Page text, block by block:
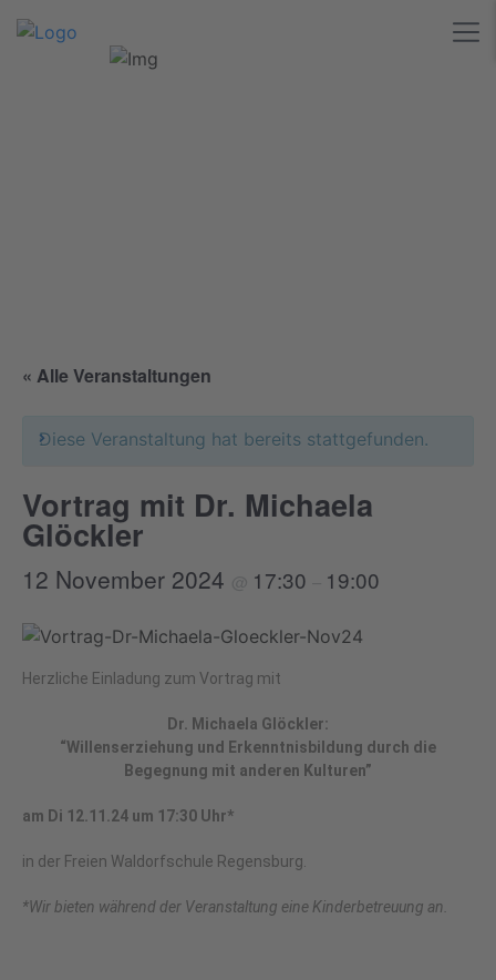
« Alle Veranstaltungen
Diese Veranstaltung hat bereits stattgefunden.
Vortrag mit Dr. Michaela
Glöckler
12 November 2024 17:30 19:00
Herzliche Einladung zum Vortrag mit
Dr. Michaela Glöckler:
“Willenserziehung und Erkenntnisbildung durch die
Begegnung mit anderen Kulturen”
am Di 12.11.24 um 17:30 Uhr*
in der Freien Waldorfschule Regensburg.
*Wir bieten während der Veranstaltung eine Kinderbetreuung an.